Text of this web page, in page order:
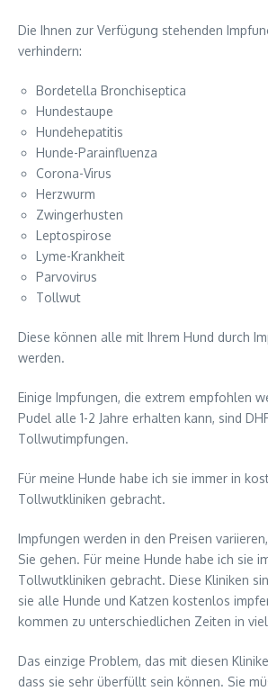
Die Ihnen zur Verfügung stehenden
verhindern:
Bordetella Bronchiseptica
Hundestaupe
Hundehepatitis
Hunde-Parainfluenza
Corona-Virus
Herzwurm
Zwingerhusten
Leptospirose
Lyme-Krankheit
Parvovirus
Tollwut
Diese können alle mit Ihrem Hund durch
werden.
Einige Impfungen, die extrem empfohlen
Pudel alle 1-2 Jahre erhalten kann, sind
Tollwutimpfungen.
Für meine Hunde habe ich sie immer in
Tollwutkliniken gebracht.
Impfungen werden in den Preisen
Sie gehen. Für meine Hunde habe ich sie
Tollwutkliniken gebracht. Diese Kliniken
sie alle Hunde und Katzen kostenlos
kommen zu unterschiedlichen Zeiten in
Das einzige Problem, das mit diesen
dass sie sehr überfüllt sein können. Sie